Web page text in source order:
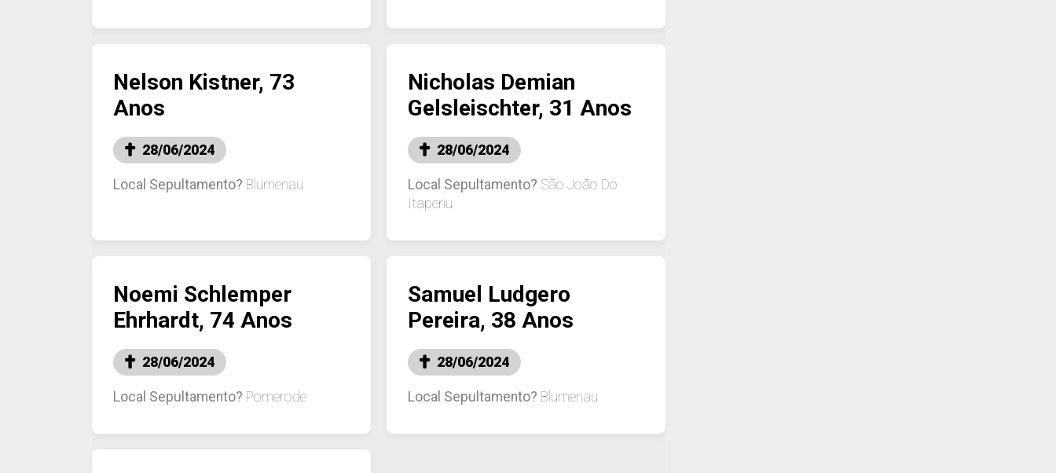
Nelson Kistner, 73
Anos
28/06/2024
Local Sepultamento? Blumenau
Nicholas Demian
Gelsleischter, 31 Anos
28/06/2024
Local Sepultamento? São João Do
Itaperiu
Noemi Schlemper
Ehrhardt, 74 Anos
28/06/2024
Local Sepultamento? Pomerode
Samuel Ludgero
Pereira, 38 Anos
28/06/2024
Local Sepultamento? Blumenau